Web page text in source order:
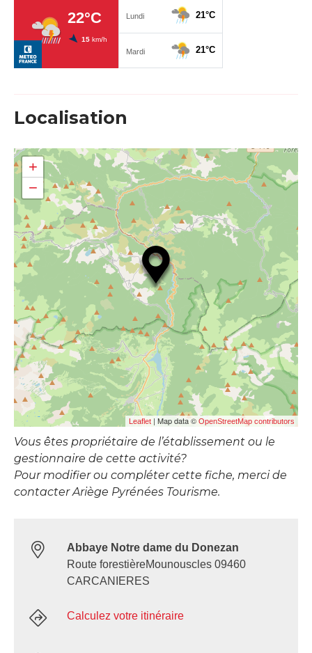
Localisation
+
−
Leaflet | Map data © OpenStreetMap contributors
Vous êtes propriétaire de l’établissement ou le
gestionnaire de cette activité?
Pour modifier ou compléter cette fiche, merci de
contacter Ariège Pyrénées Tourisme.
Abbaye Notre dame du Donezan
Route forestièreMounouscles 09460
CARCANIERES
Calculez votre itinéraire